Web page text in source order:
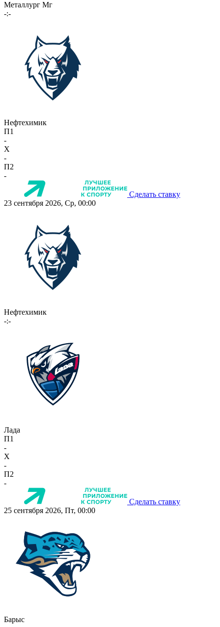
Металлург Мг
-:-
Нефтехимик
П1
-
X
-
П2
-
Сделать ставку
23 сентября 2026, Ср, 00:00
Нефтехимик
-:-
Лада
П1
-
X
-
П2
-
Сделать ставку
25 сентября 2026, Пт, 00:00
Барыс